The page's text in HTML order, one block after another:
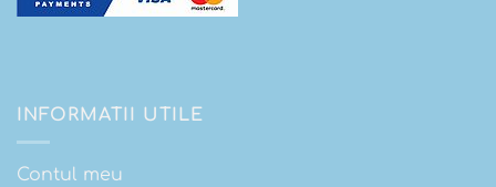
INFORMATII UTILE
Contul meu